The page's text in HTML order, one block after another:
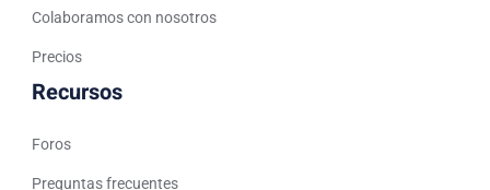
Colaboramos con nosotros
Precios
Recursos
Foros
Preguntas frecuentes